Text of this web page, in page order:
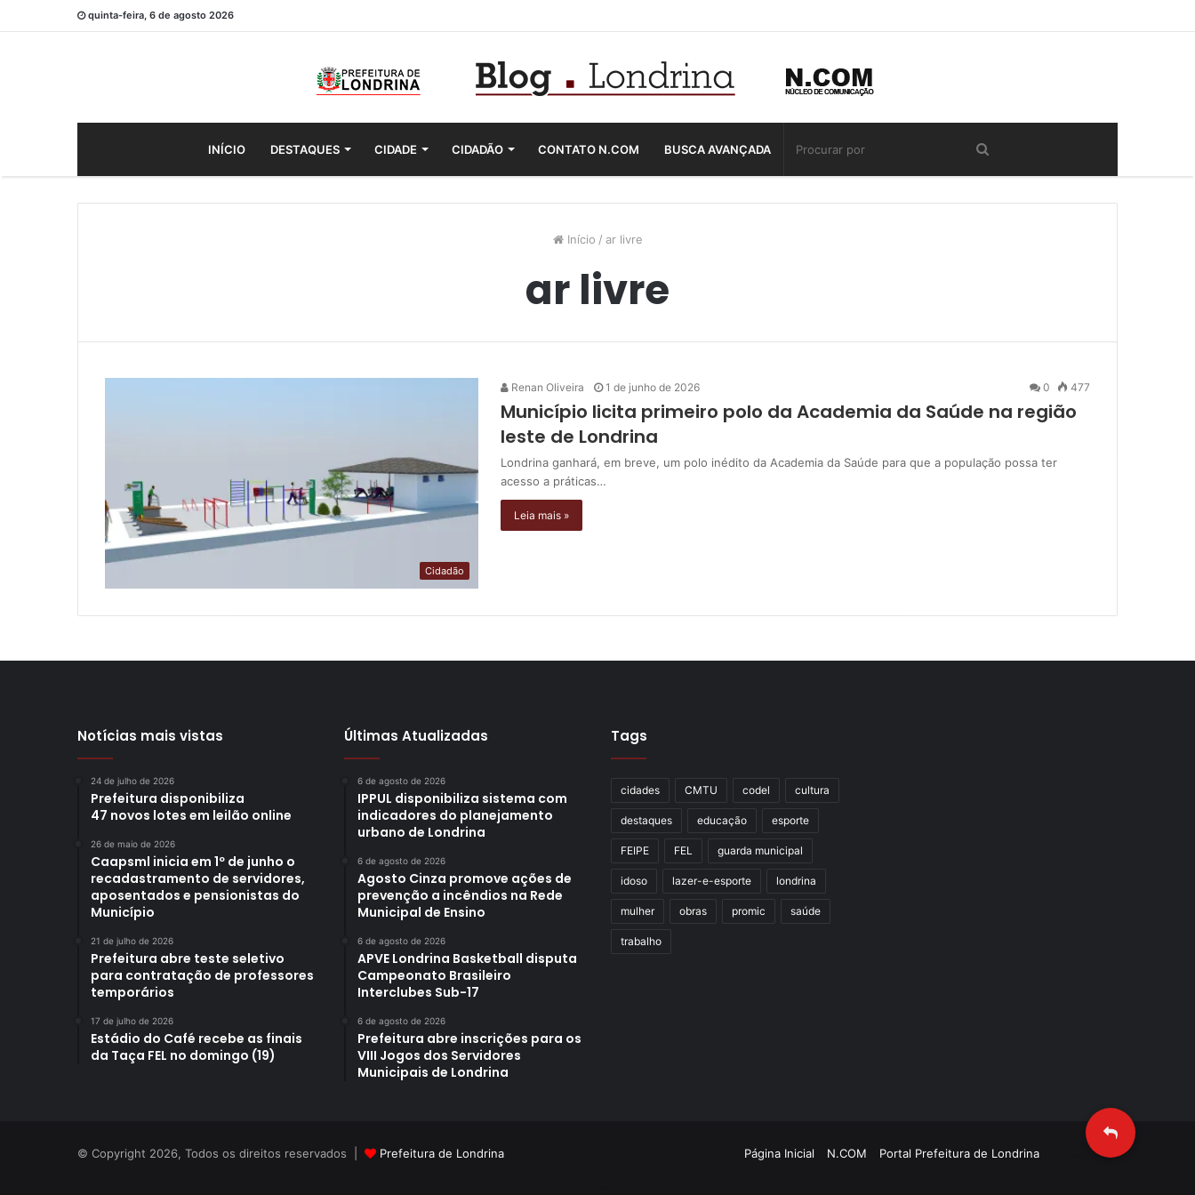
quinta-feira, 6 de agosto 2026
INÍCIO DESTAQUES CIDADE CIDADÃO CONTATO N.COM BUSCA AVANÇADA
Início / ar livre
ar livre
Cidadão
Renan Oliveira 1 de junho de 2026 0 477
Município licita primeiro polo da Academia da Saúde na região
leste de Londrina
Londrina ganhará, em breve, um polo inédito da Academia da Saúde para que a população possa ter
acesso a práticas…
Leia mais »
Notícias mais vistas
24 de julho de 2026
Prefeitura disponibiliza
47 novos lotes em leilão online
26 de maio de 2026
Caapsml inicia em 1º de junho o
recadastramento de servidores,
aposentados e pensionistas do
Município
21 de julho de 2026
Prefeitura abre teste seletivo
para contratação de professores
temporários
17 de julho de 2026
Estádio do Café recebe as finais
da Taça FEL no domingo (19)
Últimas Atualizadas
6 de agosto de 2026
IPPUL disponibiliza sistema com
indicadores do planejamento
urbano de Londrina
6 de agosto de 2026
Agosto Cinza promove ações de
prevenção a incêndios na Rede
Municipal de Ensino
6 de agosto de 2026
APVE Londrina Basketball disputa
Campeonato Brasileiro
Interclubes Sub-17
6 de agosto de 2026
Prefeitura abre inscrições para os
VIII Jogos dos Servidores
Municipais de Londrina
Tags
cidades CMTU codel cultura
destaques educação esporte
FEIPE FEL guarda municipal
idoso lazer-e-esporte londrina
mulher obras promic saúde
trabalho
© Copyright 2026, Todos os direitos reservados | Prefeitura de Londrina Criação de Sites TTG Sistemas
Página Inicial N.COM Portal Prefeitura de Londrina